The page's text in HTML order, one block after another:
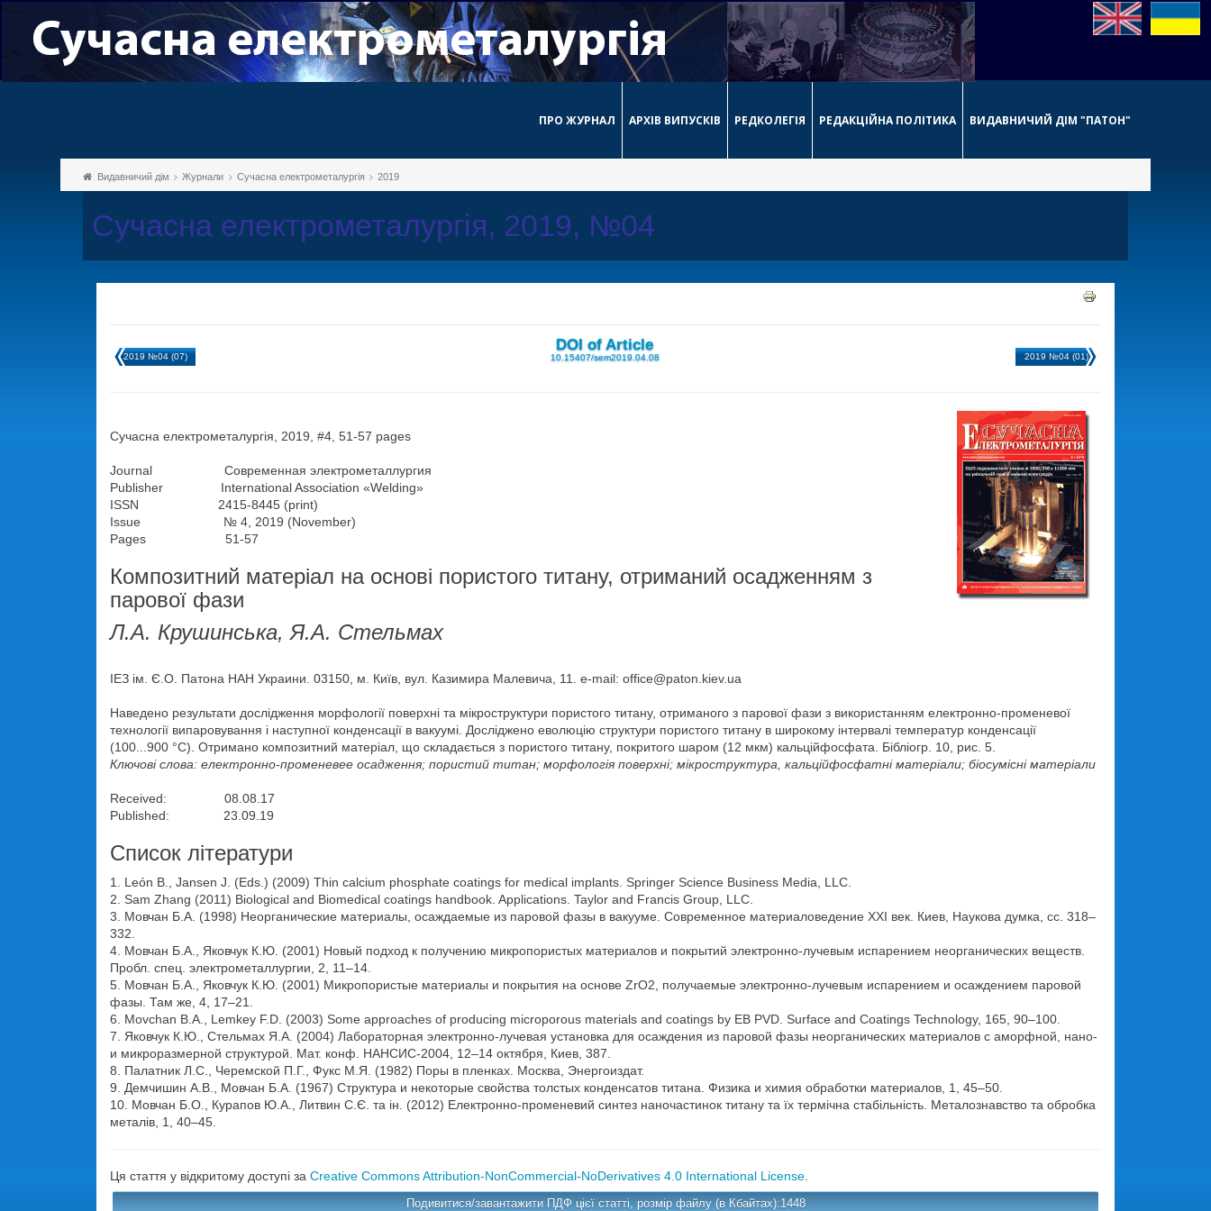
ПРО ЖУРНАЛ АРХІВ ВИПУСКІВ РЕДКОЛЕГІЯ РЕДАКЦІЙНА ПОЛІТИКА ВИДАВНИЧИЙ ДІМ "ПАТОН"
Видавничий дім Журнали Сучасна електрометалургія 2019
Сучасна електрометалургія, 2019, №04
2019 №04 (07)
DOI of Article
10.15407/sem2019.04.08 2019 №04 (01)
Сучасна електрометалургія, 2019, #4, 51-57 pages
Journal Современная электрометаллургия
Publisher International Association «Welding»
ISSN 2415-8445 (print)
Issue № 4, 2019 (November)
Pages 51-57
Композитний матеріал на основі пористого титану, отриманий осадженням з
парової фази
Л.А. Крушинська, Я.А. Стельмах
ІЕЗ ім. Є.О. Патона НАН Украини. 03150, м. Київ, вул. Казимира Малевича, 11. е-mail: office@paton.kiev.ua
Наведено результати дослідження морфології поверхні та мікроструктури пористого титану, отриманого з парової фази з використанням електронно-променевої
технології випаровування і наступної конденсації в вакуумі. Досліджено еволюцію структури пористого титану в широкому інтервалі температур конденсації
(100...900 °С). Отримано композитний матеріал, що складається з пористого титану, покритого шаром (12 мкм) кальційфосфата. Бібліогр. 10, рис. 5.
Ключові слова: електронно-променевее осадження; пористий титан; морфологія поверхні; мікроструктура, кальційфосфатні матеріали; біосумісні матеріали
Received: 08.08.17
Published: 23.09.19
Список літератури
1. León B., Jansen J. (Eds.) (2009) Thin calcium phosphate coatings for medical implants. Springer Science Business Media, LLC.
2. Sam Zhang (2011) Biological and Biomedical coatings handbook. Applications. Taylor and Francis Group, LLC.
3. Мовчан Б.А. (1998) Неорганические материалы, осаждаемые из паровой фазы в вакууме. Современное материаловедение ХХI век. Киев, Наукова думка, сс. 318–
332.
4. Мовчан Б.А., Яковчук К.Ю. (2001) Новый подход к получению микропористых материалов и покрытий электронно-лучевым испарением неорганических веществ.
Пробл. спец. электрометаллургии, 2, 11–14.
5. Мовчан Б.А., Яковчук К.Ю. (2001) Микропористые материалы и покрытия на основе ZrO2, получаемые электронно-лучевым испарением и осаждением паровой
фазы. Там же, 4, 17–21.
6. Movchan B.A., Lemkey F.D. (2003) Some approaches of producing microporous materials and coatings by EB PVD. Surface and Coatings Technology, 165, 90–100.
7. Яковчук К.Ю., Стельмах Я.А. (2004) Лабораторная электронно-лучевая установка для осаждения из паровой фазы неорганических материалов с аморфной, нано-
и микроразмерной структурой. Мат. конф. НАНСИС-2004, 12–14 октября, Киев, 387.
8. Палатник Л.С., Черемской П.Г., Фукс М.Я. (1982) Поры в пленках. Москва, Энергоиздат.
9. Демчишин А.В., Мовчан Б.А. (1967) Структура и некоторые свойства толстых конденсатов титана. Физика и химия обработки материалов, 1, 45–50.
10. Мовчан Б.О., Курапов Ю.А., Литвин С.Є. та ін. (2012) Електронно-променевий синтез наночастинок титану та їх термічна стабільність. Металознавство та обробка
металів, 1, 40–45.
Ця стаття у відкритому доступі за Creative Commons Attribution-NonCommercial-NoDerivatives 4.0 International License
Подивитися/завантажити ПДФ цієї статті, розмір файлу (в Кбайтах):1448